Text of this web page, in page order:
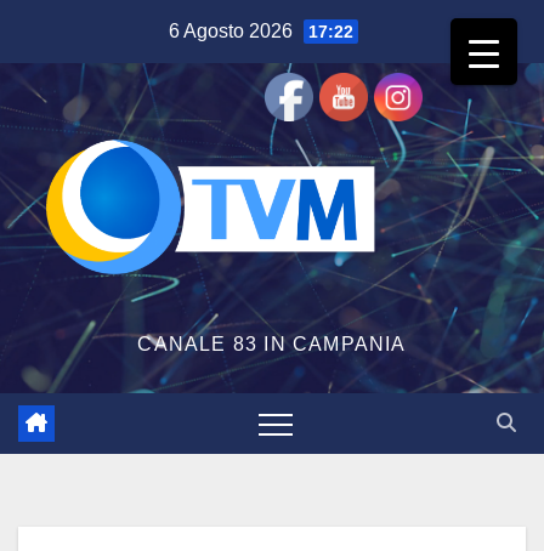
contenuto
6 Agosto 2026 17:22
CANALE 83 IN CAMPANIA